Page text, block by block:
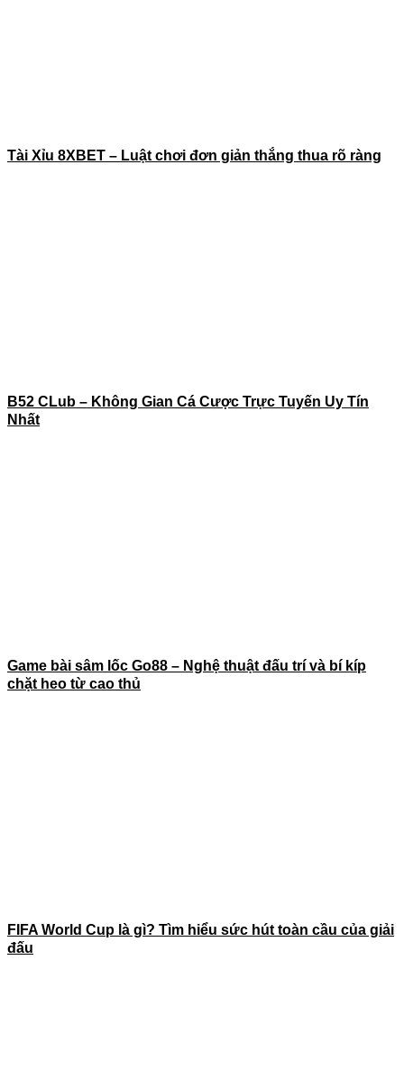
Tài Xỉu 8XBET – Luật chơi đơn giản thắng thua rõ ràng
B52 CLub – Không Gian Cá Cược Trực Tuyến Uy Tín
Nhất
Game bài sâm lốc Go88 – Nghệ thuật đấu trí và bí kíp
chặt heo từ cao thủ
FIFA World Cup là gì? Tìm hiểu sức hút toàn cầu của giải
đấu